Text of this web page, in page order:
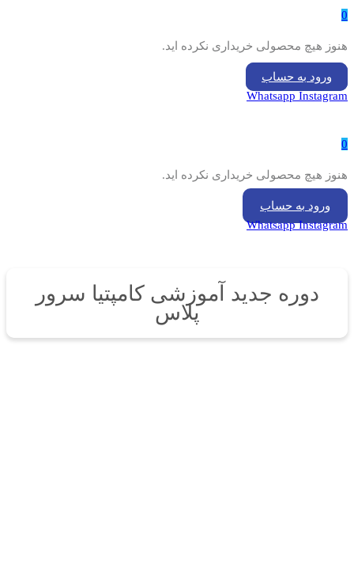
0
هنوز هیچ محصولی خریداری نکرده اید.
ورود به حساب
Whatsapp Instagram
0
هنوز هیچ محصولی خریداری نکرده اید.
ورود به حساب
Whatsapp Instagram
دوره جدید آموزشی کامپتیا سرور
پلاس